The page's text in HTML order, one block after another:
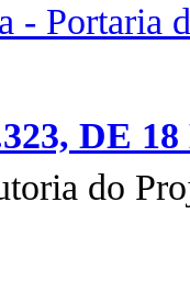
- Portaria
DE
do